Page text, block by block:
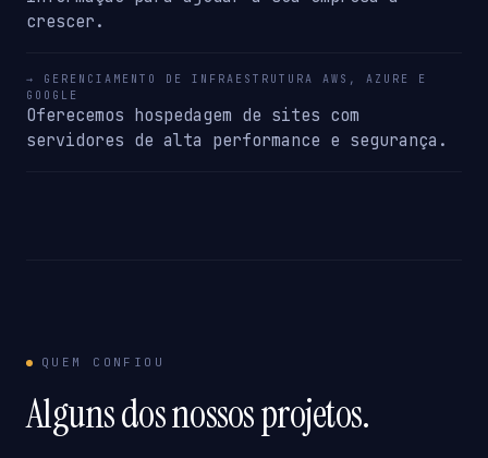
crescer.
→ GERENCIAMENTO DE INFRAESTRUTURA AWS, AZURE E
GOOGLE
Oferecemos hospedagem de sites com
servidores de alta performance e segurança.
QUEM CONFIOU
Alguns dos nossos projetos.